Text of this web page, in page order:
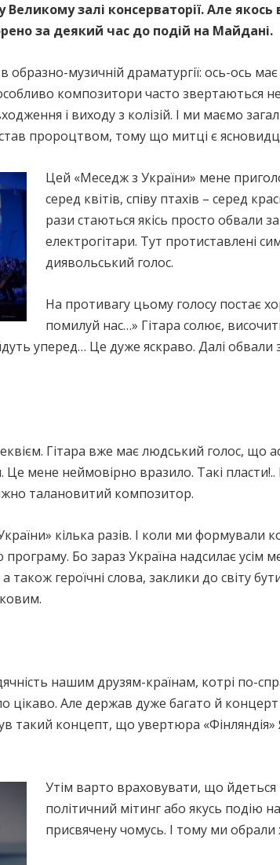
залі консерваторії. Але якось
за деякий час до подій на Майдані.
образно-музичній драматургії: ось-ось
композитори часто звертаються
і виходу з колізій. І ми маємо
став пророцтвом, тому що митці є
Цей «Меседж з України» мене
серед квітів, співу птахів – серед
рази стаються якісь просто обвали
електрогітари. Тут протиставлені
диявольський голос.
На противагу цьому голосу постає
помилуй нас…» Гітара солює,
уперед… Це дуже яскраво. Далі
Гітара вже має людський голос, що
мене неймовірно вразило. Такі пласти!..
талановитий композитор.
кілька разів. І коли ми формували
Бо зараз Україна надсилає усім
героїчні слова, заклики до світу
нашим друзям-країнам, котрі по-
Але держав дуже багато й
такий концепт, що увертюра «Фінляндія»
Утім варто враховувати, що
політичний мітинг або якусь подію
присвячену чомусь. І тому ми обрали